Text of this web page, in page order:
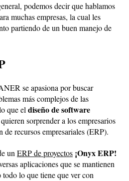
podemos decir que hablamos
muchas empresas, la cual les
partiendo de un buen manejo de
se apasiona por buscar
más complejos de las
que el diseño de software
sorprender a los empresarios
recursos empresariales (ERP).
un ERP de proyectos ¡Onyx ERP!
aplicaciones que se mantienen
lo que tiene que ver con